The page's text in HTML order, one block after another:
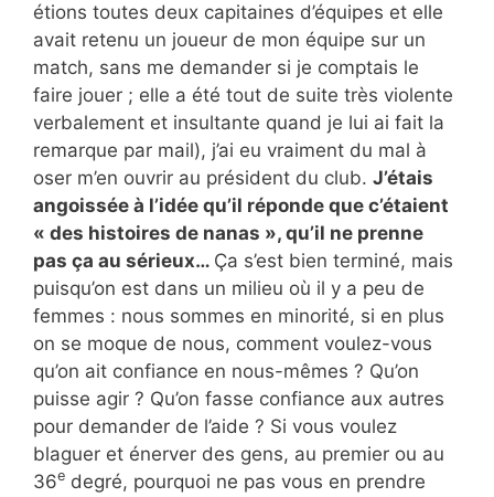
étions toutes deux capitaines d’équipes et elle
avait retenu un joueur de mon équipe sur un
match, sans me demander si je comptais le
faire jouer ; elle a été tout de suite très violente
verbalement et insultante quand je lui ai fait la
remarque par mail), j’ai eu vraiment du mal à
oser m’en ouvrir au président du club. J’étais
angoissée à l’idée qu’il réponde que c’étaient
« des histoires de nanas », qu’il ne prenne
pas ça au sérieux… Ça s’est bien terminé, mais
puisqu’on est dans un milieu où il y a peu de
femmes : nous sommes en minorité, si en plus
on se moque de nous, comment voulez-vous
qu’on ait confiance en nous-mêmes ? Qu’on
puisse agir ? Qu’on fasse confiance aux autres
pour demander de l’aide ? Si vous voulez
blaguer et énerver des gens, au premier ou au
36e degré, pourquoi ne pas vous en prendre